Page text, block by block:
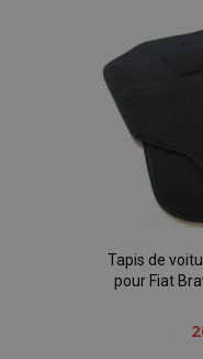
Tapis de
pour Fiat